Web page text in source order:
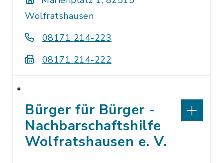
Wolfratshausen
08171 214-223
08171 214-222
Bürger für Bürger -
Nachbarschaftshilfe
Wolfratshausen e. V.